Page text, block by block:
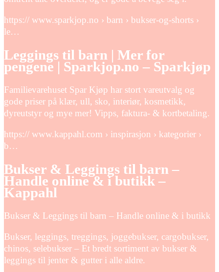
https:// www.sparkjop.no › barn › bukser-og-shorts ›
le…
Leggings til barn | Mer for
pengene | Sparkjop.no – Sparkjøp
Familievarehuset Spar Kjøp har stort vareutvalg og
gode priser på klær, ull, sko, interiør, kosmetikk,
dyreutstyr og mye mer! Vipps, faktura- & kortbetaling.
https:// www.kappahl.com › inspirasjon › kategorier ›
b…
Bukser & Leggings til barn –
Handle online & i butikk –
Kappahl
Bukser & Leggings til barn – Handle online & i butikk
Bukser, leggings, treggings, joggebukser, cargobukser,
chinos, selebukser – Et bredt sortiment av bukser &
leggings til jenter & gutter i alle aldre.